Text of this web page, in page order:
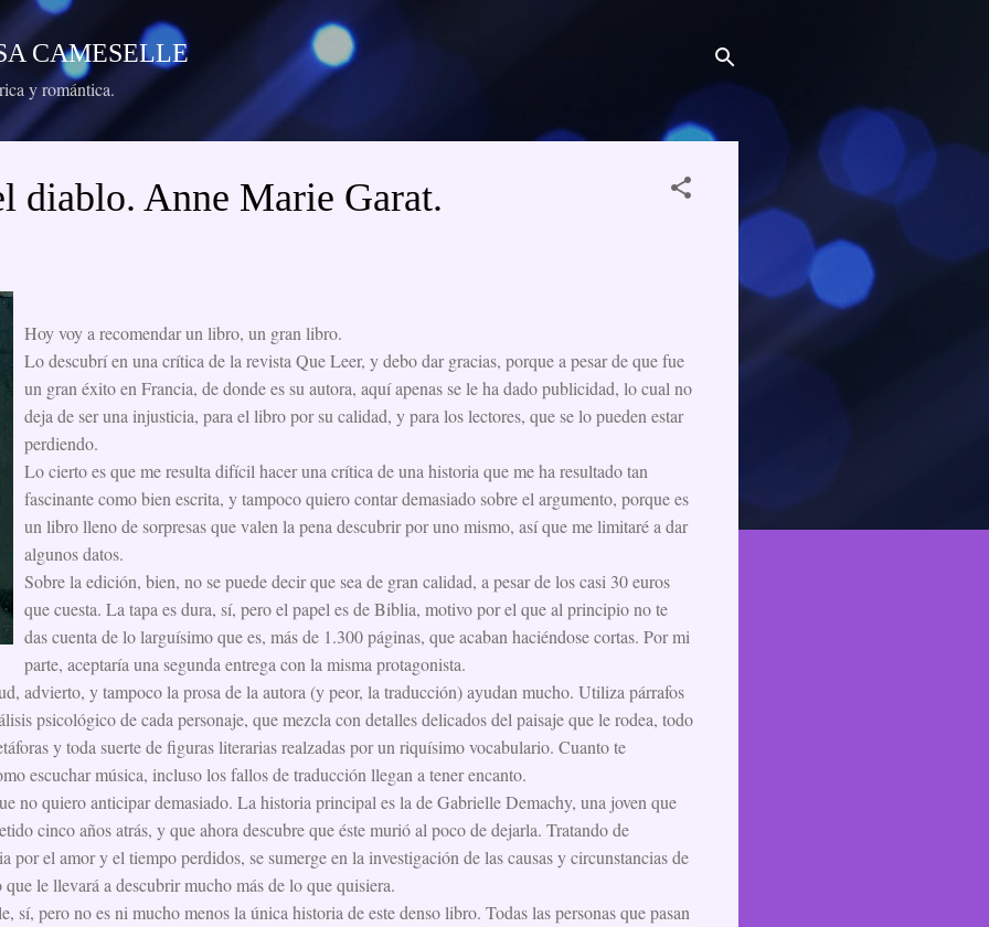
Ir al contenido principal
CAMESELLE
y romántica.
diablo. Anne Marie Garat.
Hoy voy a recomendar un libro, un gran libro.
Lo descubrí en una crítica de la revista Que Leer, y debo dar gracias, porque a pesar de que fue
un gran éxito en Francia, de donde es su autora, aquí apenas se le ha dado publicidad, lo cual no
deja de ser una injusticia, para el libro por su calidad, y para los lectores, que se lo pueden estar
perdiendo.
Lo cierto es que me resulta difícil hacer una crítica de una historia que me ha resultado tan
fascinante como bien escrita, y tampoco quiero contar demasiado sobre el argumento, porque es
un libro lleno de sorpresas que valen la pena descubrir por uno mismo, así que me limitaré a dar
algunos datos.
Sobre la edición, bien, no se puede decir que sea de gran calidad, a pesar de los casi 30 euros
que cuesta. La tapa es dura, sí, pero el papel es de Biblia, motivo por el que al principio no te
das cuenta de lo larguísimo que es, más de 1.300 páginas, que acaban haciéndose cortas. Por mi
parte, aceptaría una segunda entrega con la misma protagonista.
advierto, y tampoco la prosa de la autora (y peor, la traducción) ayudan mucho. Utiliza párrafos
psicológico de cada personaje, que mezcla con detalles delicados del paisaje que le rodea, todo
y toda suerte de figuras literarias realzadas por un riquísimo vocabulario. Cuanto te
escuchar música, incluso los fallos de traducción llegan a tener encanto.
no quiero anticipar demasiado. La historia principal es la de Gabrielle Demachy, una joven que
cinco años atrás, y que ahora descubre que éste murió al poco de dejarla. Tratando de
por el amor y el tiempo perdidos, se sumerge en la investigación de las causas y circunstancias de
le llevará a descubrir mucho más de lo que quisiera.
sí, pero no es ni mucho menos la única historia de este denso libro. Todas las personas que pasan